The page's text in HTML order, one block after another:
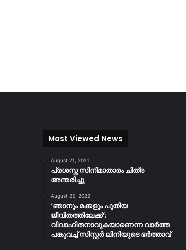
Most Viewed News
August 21, 2021
പ്രശസ്ത സിനിമാതാരം ചിത്ര
അന്തരിച്ചു
August 25, 2022
‘ഞാനും മക്കളും പുതിയ
ജീവിതത്തിലേക്ക്’;
വിവാഹിതനാവുകയാണെന്ന വാർത്ത
പങ്കുവച്ച് സിസ്റ്റർ ലിനിയുടെ ഭർത്താവ്